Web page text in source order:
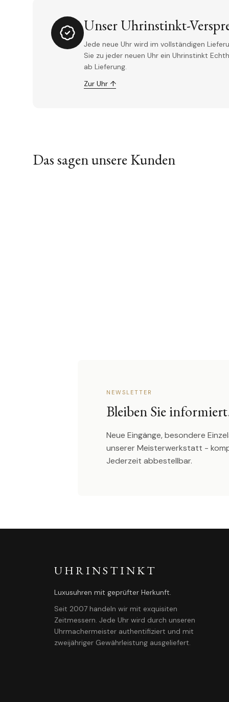
Unser Uhrinstinkt-
Jede neue Uhr wird im vollständigen
Sie zu jeder neuen Uhr ein Uhrinstinkt
ab Lieferung.
Zur Uhr ↑
Das sagen unsere Kunden
NEWSLETTER
Bleiben Sie
Neue Eingänge, besondere
unserer Meisterwerkstatt -
Jederzeit abbestellbar.
UHRINSTINKT
Luxusuhren mit geprüfter Herkunft.
Seit 2007 handeln wir mit exquisiten
Zeitmessern. Jede Uhr wird durch unseren
Uhrmachermeister authentifiziert und mit
zweijähriger Gewährleistung ausgeliefert.